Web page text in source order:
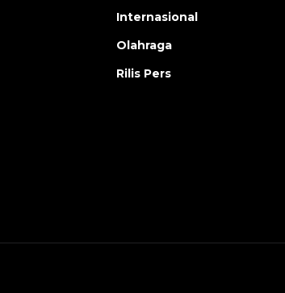
Internasional
Olahraga
Rilis Pers